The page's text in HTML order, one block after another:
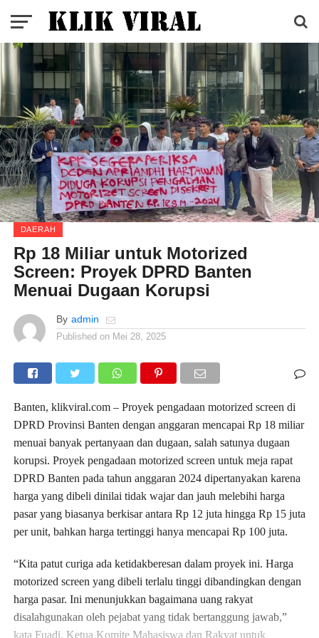
DAERAH
Rp 18 Miliar untuk Motorized
Screen: Proyek DPRD Banten
Menuai Dugaan Korupsi
By admin
Published on Mei 28, 2025
Banten, klikviral.com – Proyek pengadaan motorized screen di
DPRD Provinsi Banten dengan anggaran mencapai Rp 18 miliar
menuai banyak pertanyaan dan dugaan, salah satunya dugaan
korupsi. Proyek pengadaan motorized screen untuk meja rapat
DPRD Banten pada tahun anggaran 2024 dipertanyakan karena
harga yang dibeli dinilai tidak wajar dan jauh melebihi harga
pasar yang biasanya berkisar antara Rp 12 juta hingga Rp 15 juta
per unit, bahkan harga tertinggi hanya mencapai Rp 100 juta.
“Kita patut curiga ada ketidakberesan dalam proyek ini. Harga
motorized screen yang dibeli terlalu tinggi dibandingkan dengan
harga pasar. Ini menunjukkan bagaimana uang rakyat
disalahgunakan oleh pejabat yang tidak bertanggung jawab,”
kata Fuadi, Ketua Komite Mahasiswa dan Rakyat untuk